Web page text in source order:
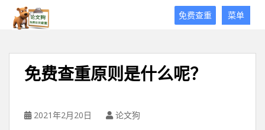
菜单
免费查重
免费查重原则是什么呢？
2021年2月20日 论文狗